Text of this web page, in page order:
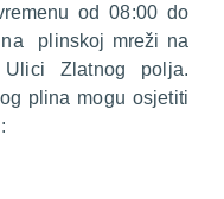
od 08:00 do
plinskoj mreži na
Zlatnog polja.
plina mogu osjetiti